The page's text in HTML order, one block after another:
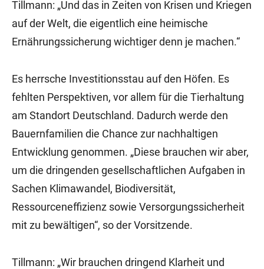
Tillmann: „Und das in Zeiten von Krisen und Kriegen
auf der Welt, die eigentlich eine heimische
Ernährungssicherung wichtiger denn je machen.“
Es herrsche Investitionsstau auf den Höfen. Es
fehlten Perspektiven, vor allem für die Tierhaltung
am Standort Deutschland. Dadurch werde den
Bauernfamilien die Chance zur nachhaltigen
Entwicklung genommen. „Diese brauchen wir aber,
um die dringenden gesellschaftlichen Aufgaben in
Sachen Klimawandel, Biodiversität,
Ressourceneffizienz sowie Versorgungssicherheit
mit zu bewältigen“, so der Vorsitzende.
Tillmann: „Wir brauchen dringend Klarheit und